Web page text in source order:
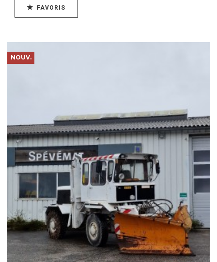
FAVORIS
NOUV.